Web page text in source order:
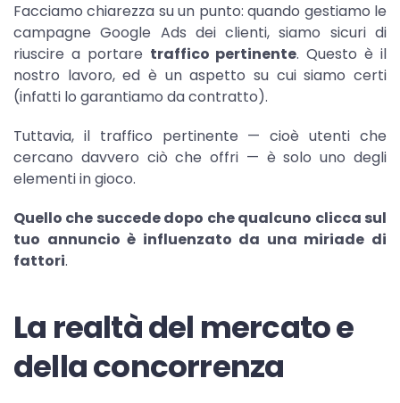
Facciamo chiarezza su un punto: quando gestiamo le
campagne Google Ads dei clienti, siamo sicuri di
riuscire a portare traffico pertinente. Questo è il
nostro lavoro, ed è un aspetto su cui siamo certi
(infatti lo garantiamo da contratto).
Tuttavia, il traffico pertinente — cioè utenti che
cercano davvero ciò che offri — è solo uno degli
elementi in gioco.
Quello che succede dopo che qualcuno clicca sul
tuo annuncio è influenzato da una miriade di
fattori.
La realtà del mercato e
della concorrenza